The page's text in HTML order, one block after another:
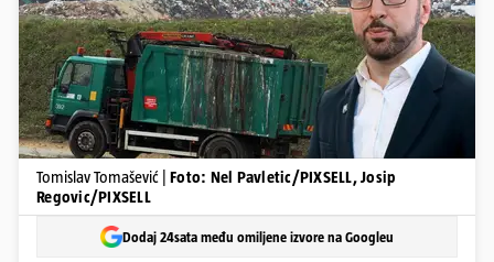
Tomislav Tomašević | Foto: Nel Pavletic/PIXSELL, Josip
Regovic/PIXSELL
Dodaj 24sata među omiljene izvore na Googleu